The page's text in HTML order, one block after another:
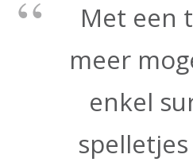
Met een
meer
enkel